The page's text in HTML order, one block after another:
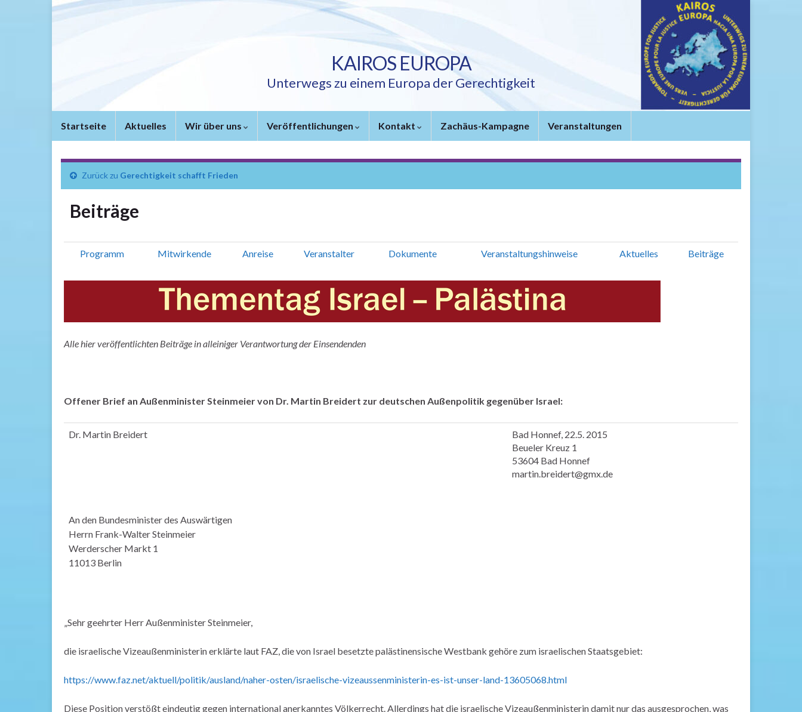
KAIROS EUROPA
Unterwegs zu einem Europa der Gerechtigkeit
Startseite Aktuelles Wir über uns Veröffentlichungen Kontakt Zachäus-Kampagne Veranstaltungen
Zurück zu Gerechtigkeit schafft Frieden
Beiträge
Programm Mitwirkende Anreise Veranstalter Dokumente Veranstaltungshinweise Aktuelles Beiträge
Alle hier veröffentlichten Beiträge in alleiniger Verantwortung der Einsendenden
Offener Brief an Außenminister Steinmeier von Dr. Martin Breidert zur deutschen Außenpolitik gegenüber Israel:
Dr. Martin Breidert
An den Bundesminister des Auswärtigen
Herrn Frank-Walter Steinmeier
Werderscher Markt 1
11013 Berlin
Bad Honnef, 22.5. 2015
Beueler Kreuz 1
53604 Bad Honnef
martin.breidert@gmx.de
„Sehr geehrter Herr Außenminister Steinmeier,
die israelische Vizeaußenministerin erklärte laut FAZ, die von Israel besetzte palästinensische Westbank gehöre zum israelischen Staatsgebiet:
https://www.faz.net/aktuell/politik/ausland/naher-osten/israelische-vizeaussenministerin-es-ist-unser-land-13605068.html
Diese Position verstößt eindeutig gegen international anerkanntes Völkerrecht. Allerdings hat die israelische Vizeaußenministerin damit nur das ausgesprochen, was